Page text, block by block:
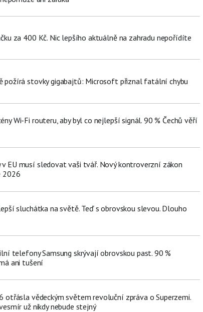
za 400 Kč. Nic lepšího aktuálně na zahradu nepořídíte
požírá stovky gigabajtů: Microsoft přiznal fatální chybu
Wi-Fi routeru, aby byl co nejlepší signál. 90 % Čechů věří
EU musí sledovat vaši tvář. Nový kontroverzní zákon
2026
sluchátka na světě. Teď s obrovskou slevou. Dlouho
telefony Samsung skrývají obrovskou past. 90 %
ani tušení
otřásla vědeckým světem revoluční zpráva o Superzemi.
už nikdy nebude stejný